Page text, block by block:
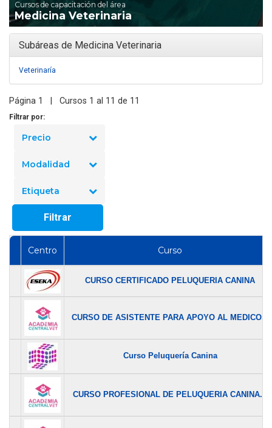
Cursos de capacitación del área
Medicina Veterinaria
Subáreas de Medicina Veterinaria
Veterinaría
Página 1 | Cursos 1 al 11 de 11
Filtrar por:
Precio
Modalidad
Etiqueta
Filtrar
Centro Curso
CURSO CERTIFICADO PELUQUERIA CANINA
CURSO DE ASISTENTE PARA APOYO AL MEDICO...
Curso Peluquería Canina
CURSO PROFESIONAL DE PELUQUERIA CANINA...